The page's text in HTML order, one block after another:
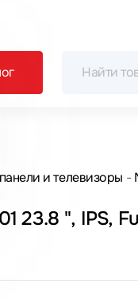
и телевизоры
23.8 ", IPS,